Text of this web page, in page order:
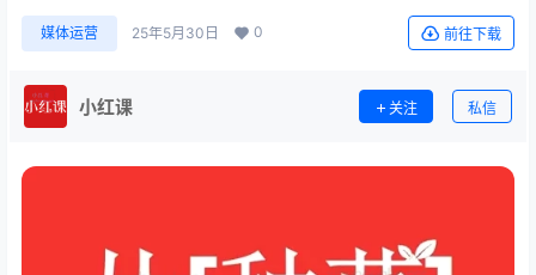
媒体运营 25年5月30日 0 前往下载
小红课 关注 私信